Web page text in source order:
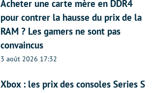
Acheter une carte mère en DDR4
pour contrer la hausse du prix de la
RAM ? Les gamers ne sont pas
convaincus
3 août 2026 17:32
Xbox : les prix des consoles Series S